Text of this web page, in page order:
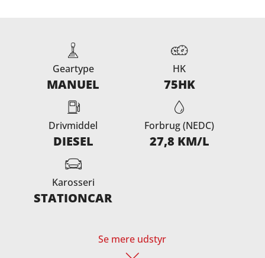
Geartype
MANUEL
HK
75HK
Drivmiddel
DIESEL
Forbrug (NEDC)
27,8 KM/L
Karosseri
STATIONCAR
Se mere udstyr